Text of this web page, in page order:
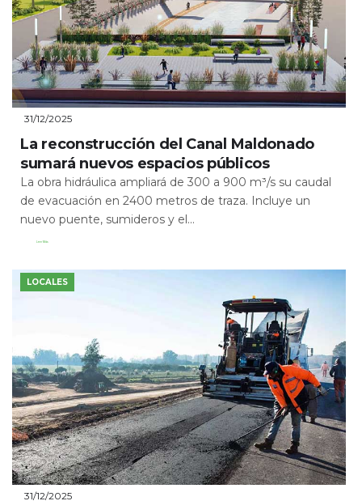
31/12/2025
La reconstrucción del Canal Maldonado
sumará nuevos espacios públicos
La obra hidráulica ampliará de 300 a 900 m³/s su caudal
de evacuación en 2400 metros de traza. Incluye un
nuevo puente, sumideros y el...
Leer Más
LOCALES
31/12/2025